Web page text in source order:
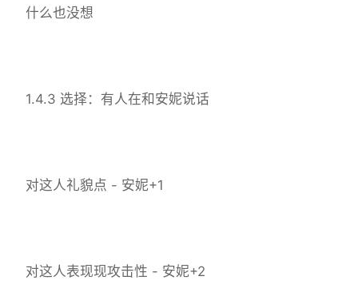
什么也没想
1.4.3 选择：有人在和安妮说话
对这人礼貌点 - 安妮+1
对这人表现现攻击性 - 安妮+2